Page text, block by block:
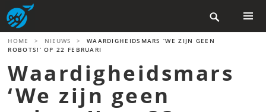
Skip
to
content

HOME > NIEUWS >
WAARDIGHEIDSMARS ‘WE ZIJN GEEN
ROBOTS!’ OP 22 FEBRUARI
Waardigheidsmars
‘We zijn geen